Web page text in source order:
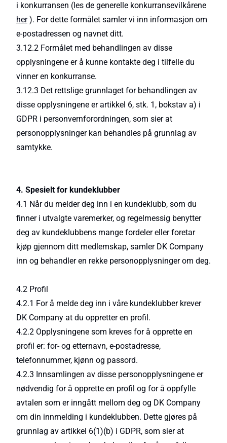
i konkurransen (les de generelle konkurransevilkårene
her). For dette formålet samler vi inn informasjon om
e-postadressen og navnet ditt.
3.12.2 Formålet med behandlingen av disse
opplysningene er å kunne kontakte deg i tilfelle du
vinner en konkurranse.
3.12.3 Det rettslige grunnlaget for behandlingen av
disse opplysningene er artikkel 6, stk. 1, bokstav a) i
GDPR i personvernforordningen, som sier at
personopplysninger kan behandles på grunnlag av
samtykke.
4. Spesielt for kundeklubber
4.1 Når du melder deg inn i en kundeklubb, som du
finner i utvalgte varemerker, og regelmessig benytter
deg av kundeklubbens mange fordeler eller foretar
kjøp gjennom ditt medlemskap, samler DK Company
inn og behandler en rekke personopplysninger om deg.
4.2 Profil
4.2.1 For å melde deg inn i våre kundeklubber krever
DK Company at du oppretter en profil.
4.2.2 Opplysningene som kreves for å opprette en
profil er: for- og etternavn, e-postadresse,
telefonnummer, kjønn og passord.
4.2.3 Innsamlingen av disse personopplysningene er
nødvendig for å opprette en profil og for å oppfylle
avtalen som er inngått mellom deg og DK Company
om din innmelding i kundeklubben. Dette gjøres på
grunnlag av artikkel 6(1)(b) i GDPR, som sier at